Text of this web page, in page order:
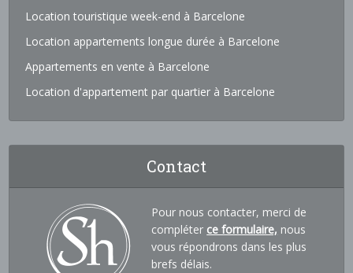
Location touristique week-end à Barcelone
Location appartements longue durée à Barcelone
Appartements en vente à Barcelone
Location d'appartement par quartier à Barcelone
Contact
Pour nous contacter, merci de
compléter ce formulaire, nous
vous répondrons dans les plus
brefs délais.